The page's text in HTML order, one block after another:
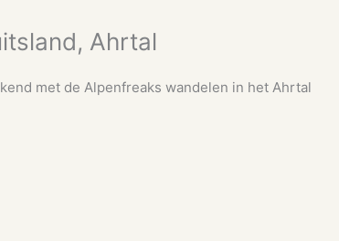
Ahrtal
met de Alpenfreaks wandelen in het Ahrtal